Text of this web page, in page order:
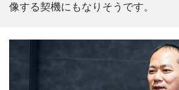
像する契機にもなりそうです。